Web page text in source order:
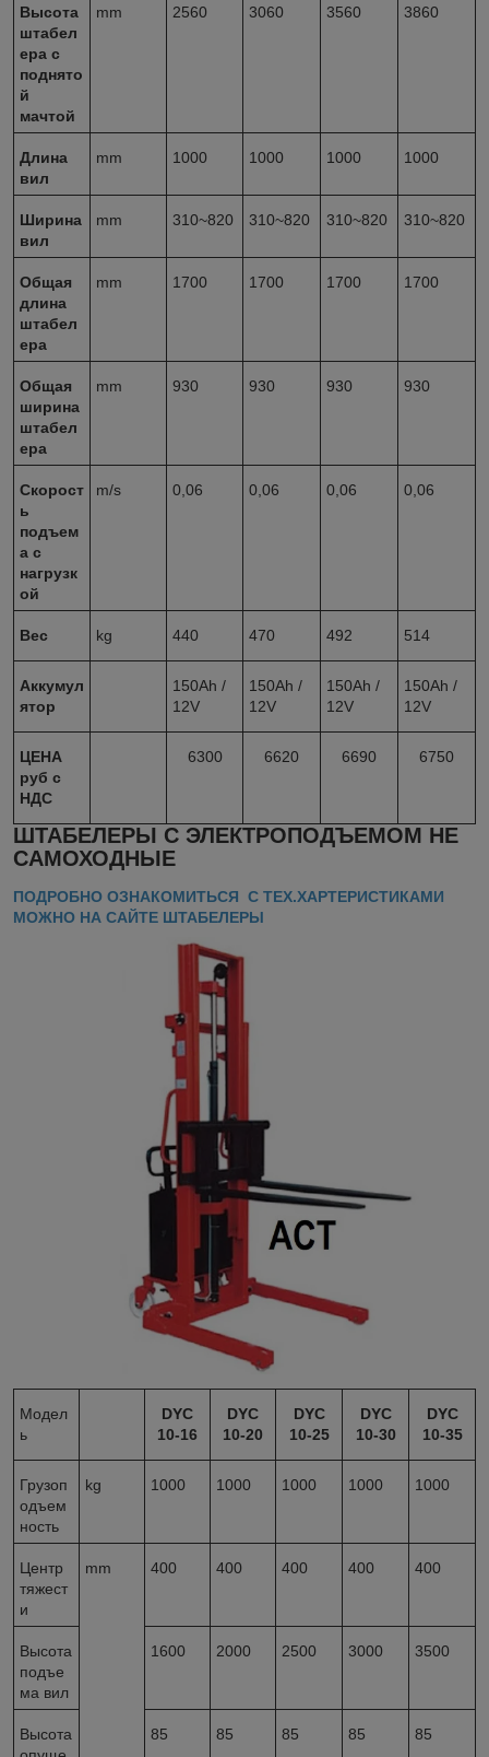
Высота
штабел
ера с
поднято
й
мачтой
mm 2560 3060 3560 3860
Длина
вил
mm 1000 1000 1000 1000
Ширина
вил
mm 310~820 310~820 310~820 310~820
Общая
длина
штабел
ера
mm 1700 1700 1700 1700
Общая
ширина
штабел
ера
mm 930 930 930 930
Скорост
ь
подъем
а с
нагрузк
ой
m/s 0,06 0,06 0,06 0,06
Вес kg 440 470 492 514
Аккумул
ятор
150Ah /
12V
150Ah /
12V
150Ah /
12V
150Ah /
12V
ЦЕНА
руб с
НДС
6300 6620 6690 6750
ШТАБЕЛЕРЫ С ЭЛЕКТРОПОДЪЕМОМ НЕ
САМОХОДНЫЕ
ПОДРОБНО ОЗНАКОМИТЬСЯ С ТЕХ.ХАРТЕРИСТИКАМИ
МОЖНО НА САЙТЕ ШТАБЕЛЕРЫ
Модел
ь
DYC
10-16
DYC
10-20
DYC
10-25
DYC
10-30
DYC
10-35
Грузоп
одъем
ность
kg 1000 1000 1000 1000 1000
Центр
тяжест
и
mm 400 400 400 400 400
Высота
подъе
ма вил
1600 2000 2500 3000 3500
Высота
85 85 85 85 85